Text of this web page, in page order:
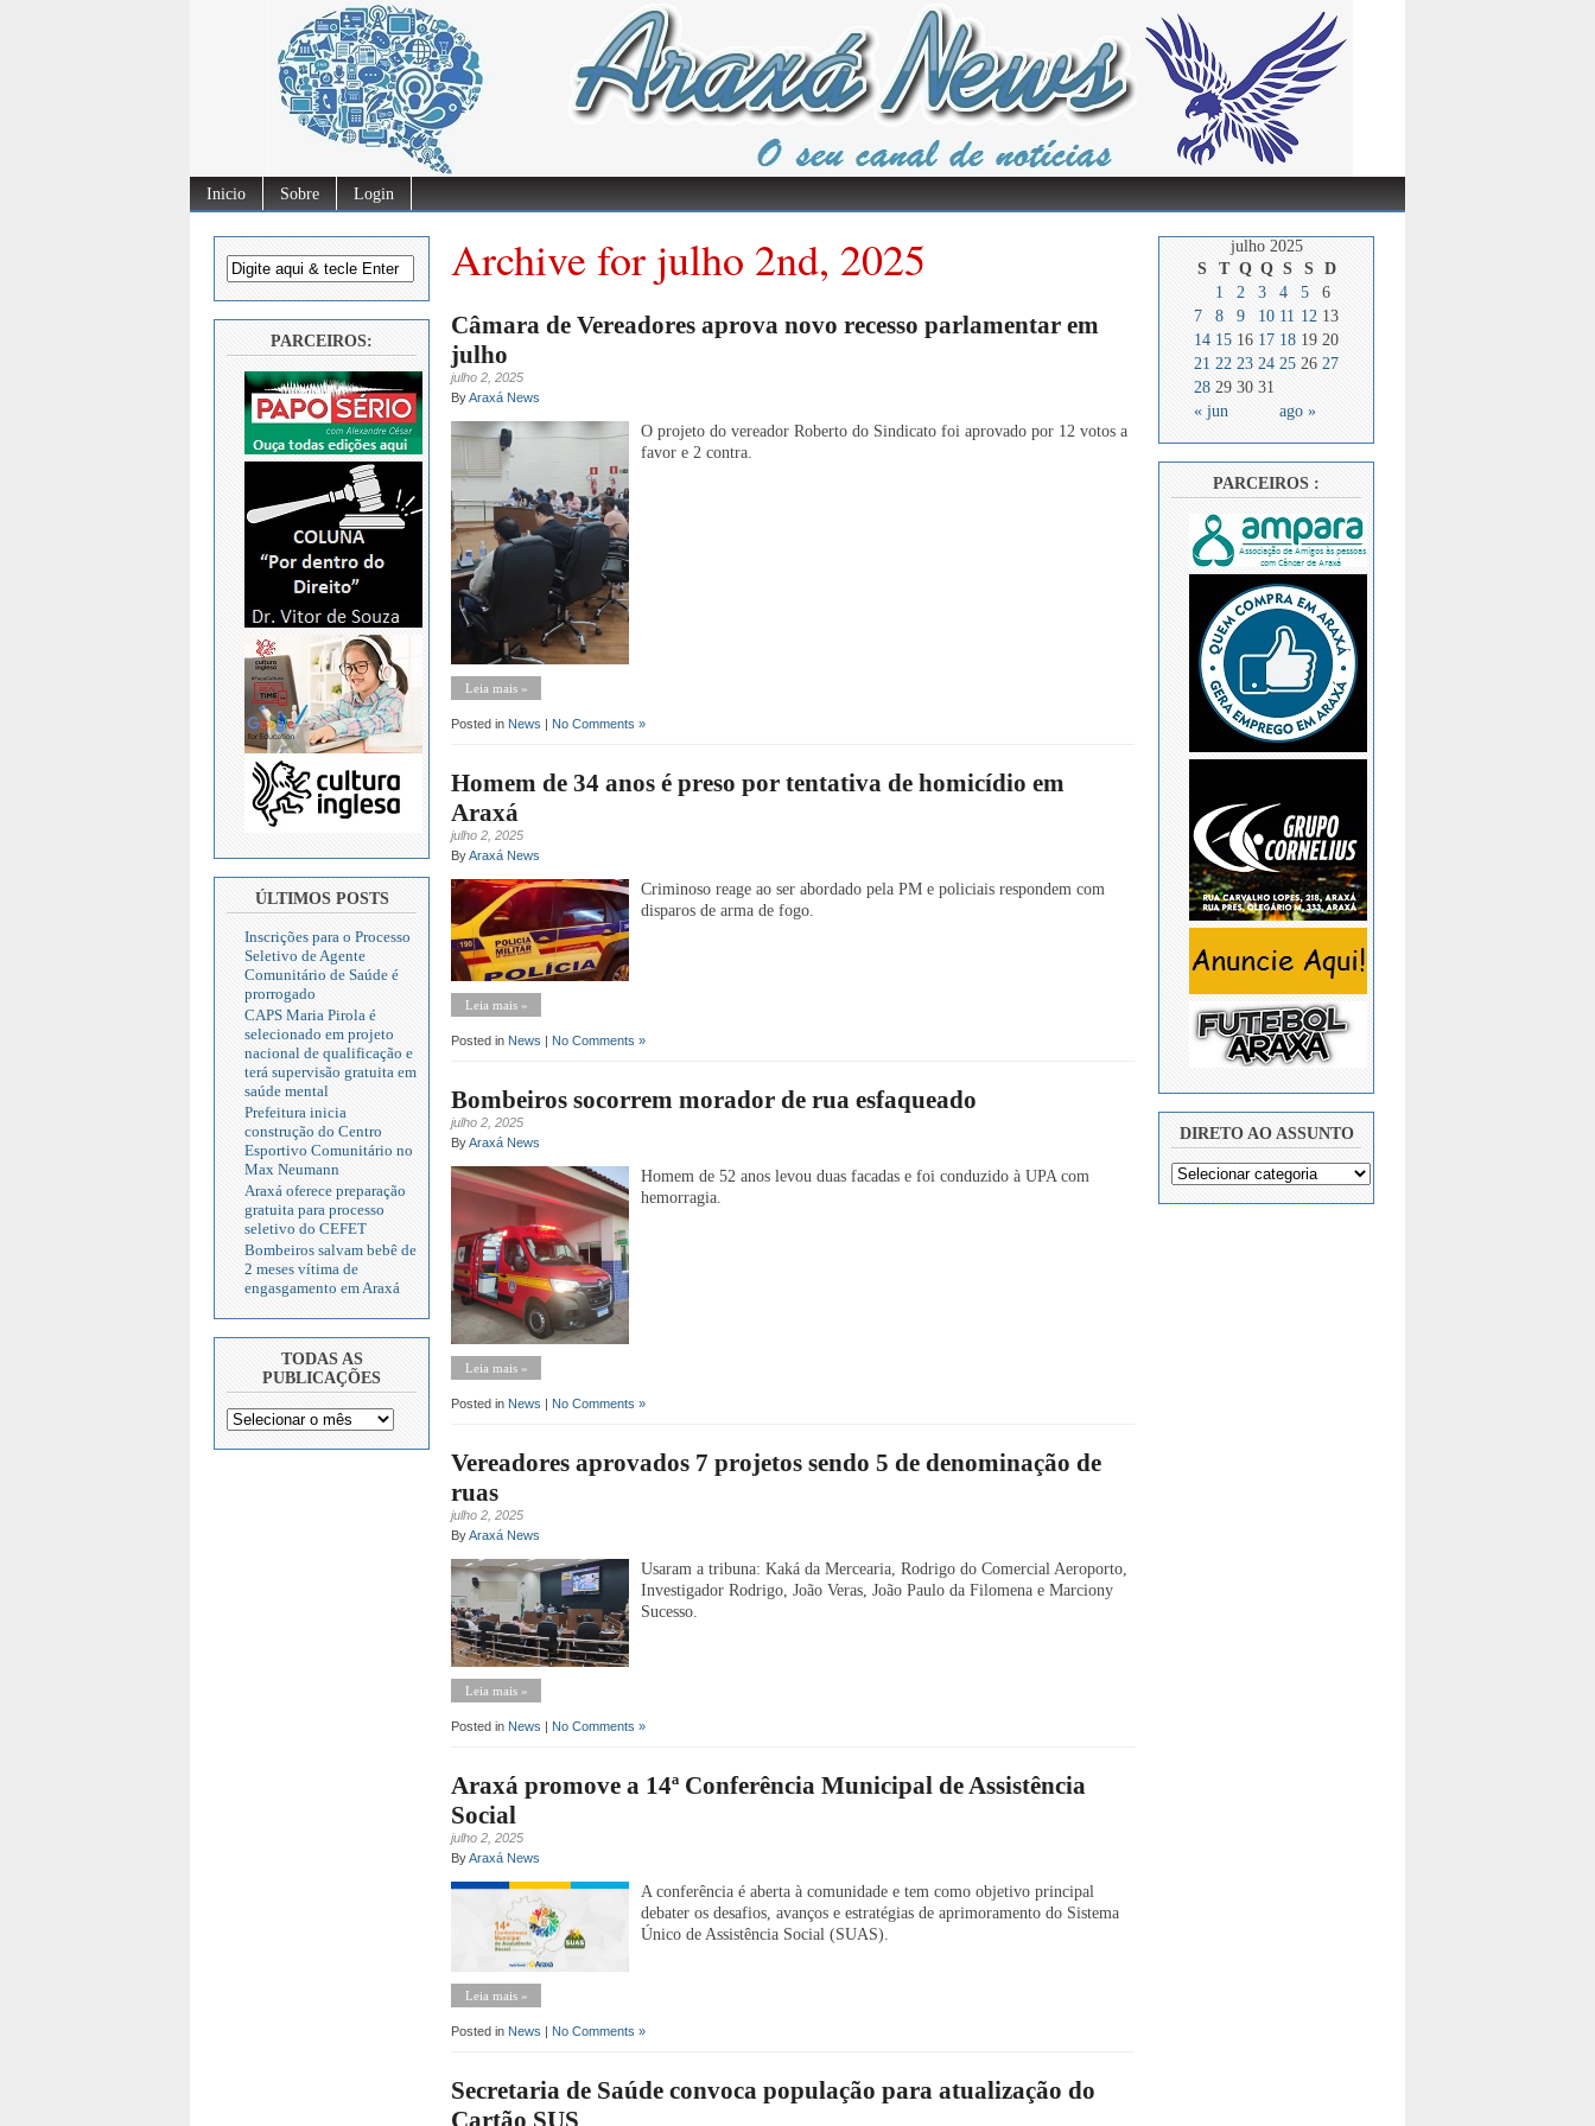
Inicio Sobre Login
PARCEIROS:
ÚLTIMOS POSTS
Inscrições para o Processo
Seletivo de Agente
Comunitário de Saúde é
prorrogado
CAPS Maria Pirola é
selecionado em projeto
nacional de qualificação e
terá supervisão gratuita em
saúde mental
Prefeitura inicia
construção do Centro
Esportivo Comunitário no
Max Neumann
Araxá oferece preparação
gratuita para processo
seletivo do CEFET
Bombeiros salvam bebê de
2 meses vítima de
engasgamento em Araxá
TODAS AS
PUBLICAÇÕES
Archive for julho 2nd, 2025
Câmara de Vereadores aprova novo recesso parlamentar em
julho
julho 2, 2025
ByAraxá News
O projeto do vereador Roberto do Sindicato foi aprovado por 12 votos a
favor e 2 contra.
Leia mais »
Posted in News No Comments »
Homem de 34 anos é preso por tentativa de homicídio em
Araxá
julho 2, 2025
ByAraxá News
Criminoso reage ao ser abordado pela PM e policiais respondem com
disparos de arma de fogo.
Leia mais »
Posted in News No Comments »
Bombeiros socorrem morador de rua esfaqueado
julho 2, 2025
ByAraxá News
Homem de 52 anos levou duas facadas e foi conduzido à UPA com
hemorragia.
Leia mais »
Posted in News No Comments »
Vereadores aprovados 7 projetos sendo 5 de denominação de
ruas
julho 2, 2025
ByAraxá News
Usaram a tribuna: Kaká da Mercearia, Rodrigo do Comercial Aeroporto,
Investigador Rodrigo, João Veras, João Paulo da Filomena e Marciony
Sucesso.
Leia mais »
Posted in News | No Comments »
Araxá promove a 14ª Conferência Municipal de Assistência
Social
julho 2, 2025
ByAraxá News
A conferência é aberta à comunidade e tem como objetivo principal
debater os desafios, avanços e estratégias de aprimoramento do Sistema
Único de Assistência Social (SUAS).
Leia mais »
Posted in News No Comments »
Secretaria de Saúde convoca população para atualização do
julho 2025
S
T Q Q S S D
« jun ago »
1 2 3 4 5
6
7
8 9 10 11 12 13
14 15 16 17 18 19 20
21 22 23 24 25 26 27
28 29 30 31
PARCEIROS :
DIRETO AO ASSUNTO